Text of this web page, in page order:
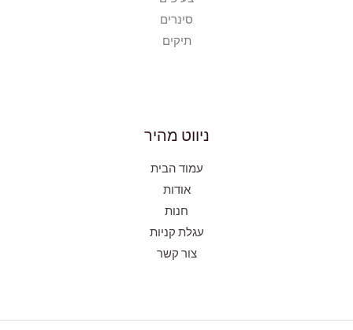
סינרים
תיקים
ניווט מהיר
עמוד הבית
אודות
חנות
עגלת קניות
צור קשר